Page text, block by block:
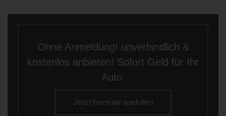
Ohne Anmeldung! unverbindlich &
kostenlos anbieten! Sofort Geld für Ihr
Auto.
Jetzt Formular ausfüllen